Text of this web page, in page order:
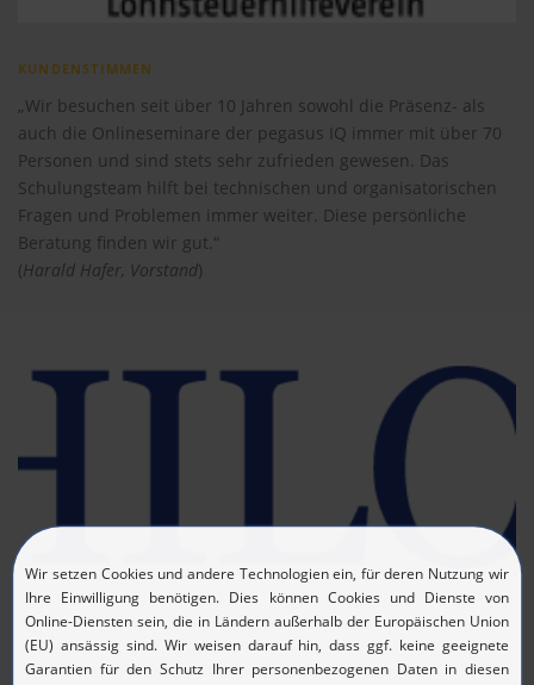
KUNDENSTIMMEN
„Wir besuchen seit über 10 Jahren sowohl die Präsenz- als
auch die Onlineseminare der pegasus IQ immer mit über 70
Personen und sind stets sehr zufrieden gewesen. Das
Schulungsteam hilft bei technischen und organisatorischen
Fragen und Problemen immer weiter. Diese persönliche
Beratung finden wir gut.“
(Harald Hafer, Vorstand)
„Wir nehmen jedes Jahr an den steuerfachlichen